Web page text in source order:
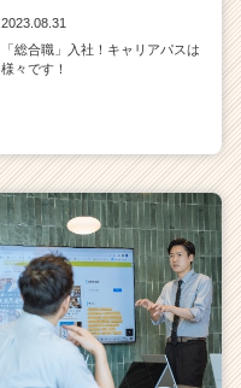
2023.08.31
「総合職」入社！キャリアパスは
様々です！